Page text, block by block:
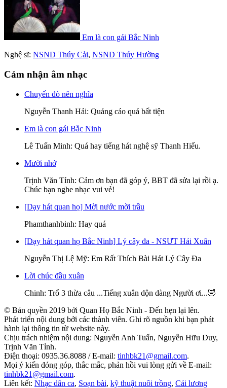
Em là con gái Bắc Ninh
Nghệ sĩ: NSND Thúy Cải, NSND Thúy Hường
Cảm nhận âm nhạc
Chuyến đò nên nghĩa
Nguyễn Thanh Hải: Quảng cáo quá bất tiện
Em là con gái Bắc Ninh
Lê Tuấn Minh: Quá hay tiếng hát nghệ sỹ Thanh Hiếu.
Mười nhớ
Trịnh Văn Tỉnh: Cảm ơn bạn đã góp ý, BBT đã sửa lại rồi ạ.
Chúc bạn nghe nhạc vui vẻ!
[Dạy hát quan họ] Mời nước mời trầu
Phamthanhbinh: Hay quá
[Dạy hát quan họ Bắc Ninh] Lý cây đa - NSƯT Hải Xuân
Nguyễn Thị Lệ Mỹ: Em Rất Thích Bài Hát Lý Cây Đa
Lời chúc đầu xuân
Chinh: Trổ 3 thừa câu ...Tiếng xuân dộn dàng Người ơi...🤣
© Bản quyền 2019 bởi Quan Họ Bắc Ninh - Đến hẹn lại lên.
Phát triển nội dung bởi các thành viên. Ghi rõ nguồn khi bạn phát
hành lại thông tin từ website này.
Chịu trách nhiệm nội dung: Nguyễn Anh Tuấn, Nguyễn Hữu Duy,
Trịnh Văn Tỉnh.
Điện thoại: 0935.36.8088 / E-mail: tinhbk21@gmail.com.
Mọi ý kiến đóng góp, thắc mắc, phản hồi vui lòng gửi về E-mail:
tinhbk21@gmail.com.
Liên kết: Nhạc dân ca, Soạn bài, kỹ thuật nuôi trồng, Cải lương